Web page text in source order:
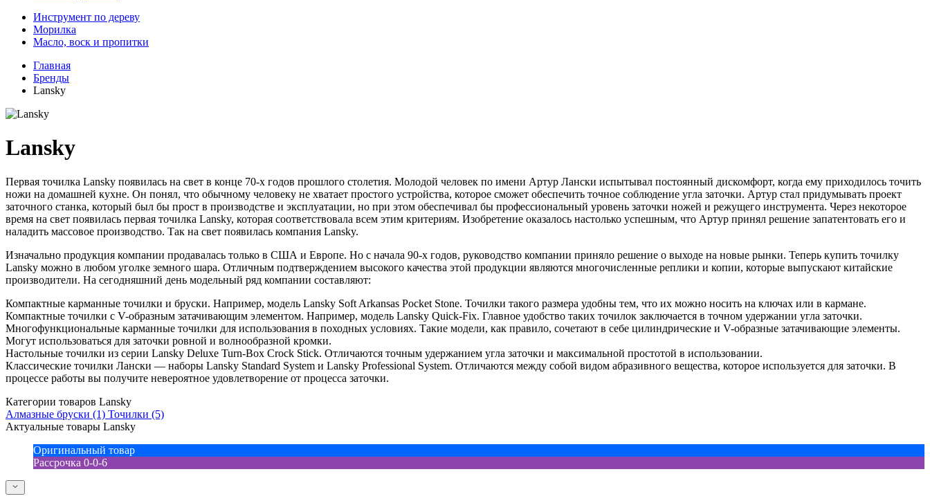
Инструмент по дереву
Морилка
Масло, воск и пропитки
Главная
Бренды
Lansky
Lansky
Первая точилка Lansky появилась на свет в конце 70-х годов прошлого столетия. Молодой человек по имени Артур Лански испытывал постоянный дискомфорт, когда ему приходилось точить
ножи на домашней кухне. Он понял, что обычному человеку не хватает простого устройства, которое сможет обеспечить точное соблюдение угла заточки. Артур стал придумывать проект
заточного станка, который был бы прост в производстве и эксплуатации, но при этом обеспечивал бы профессиональный уровень заточки ножей и режущего инструмента. Через некоторое
время на свет появилась первая точилка Lansky, которая соответствовала всем этим критериям. Изобретение оказалось настолько успешным, что Артур принял решение запатентовать его и
наладить массовое производство. Так на свет появилась компания Lansky.
Изначально продукция компании продавалась только в США и Европе. Но с начала 90-х годов, руководство компании приняло решение о выходе на новые рынки. Теперь купить точилку
Lansky можно в любом уголке земного шара. Отличным подтверждением высокого качества этой продукции являются многочисленные реплики и копии, которые выпускают китайские
производители. На сегодняшний день модельный ряд компании составляют:
Компактные карманные точилки и бруски. Например, модель Lansky Soft Arkansas Pocket Stone. Точилки такого размера удобны тем, что их можно носить на ключах или в кармане.
Компактные точилки с V-образным затачивающим элементом. Например, модель Lansky Quick-Fix. Главное удобство таких точилок заключается в точном удержании угла заточки.
Многофункциональные карманные точилки для использования в походных условиях. Такие модели, как правило, сочетают в себе цилиндрические и V-образные затачивающие элементы.
Могут использоваться для заточки ровной и волнообразной кромки.
Настольные точилки из серии Lansky Deluxe Turn-Box Crock Stick. Отличаются точным удержанием угла заточки и максимальной простотой в использовании.
Классические точилки Лански — наборы Lansky Standard System и Lansky Professional System. Отличаются между собой видом абразивного вещества, которое используется для заточки. В
процессе работы вы получите невероятное удовлетворение от процесса заточки.
Категории товаров Lansky
Алмазные бруски (1) Точилки (5)
Актуальные товары Lansky
Оригинальный товар
Рассрочка 0-0-6